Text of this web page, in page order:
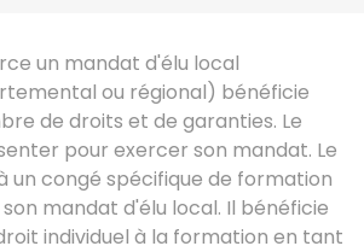
un mandat d'élu local
ou régional) bénéficie
de droits et de garanties. Le
pour exercer son mandat. Le
un congé spécifique de formation
mandat d'élu local. Il bénéficie
individuel à la formation en tant